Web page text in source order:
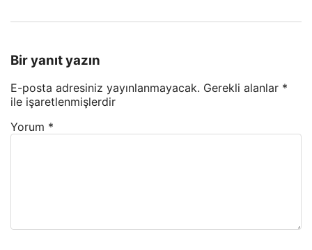
Bir yanıt yazın
E-posta adresiniz yayınlanmayacak. Gerekli alanlar *
ile işaretlenmişlerdir
Yorum *